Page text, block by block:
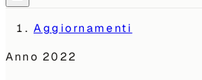
Aggiornamenti
Anno2022